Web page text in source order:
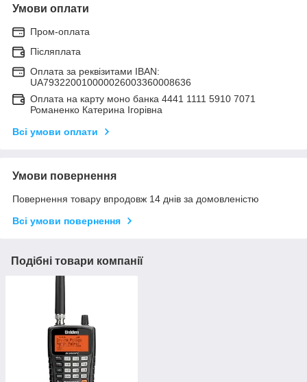
Умови оплати
Пром-оплата
Післяплата
Оплата за реквізитами IBAN:
UA793220010000026003360008636
Оплата на карту моно банка 4441 1111 5910 7071
Романенко Катерина Ігорівна
Всі умови оплати
Умови повернення
Повернення товару впродовж 14 днів за домовленістю
Всі умови повернення
Подібні товари компанії